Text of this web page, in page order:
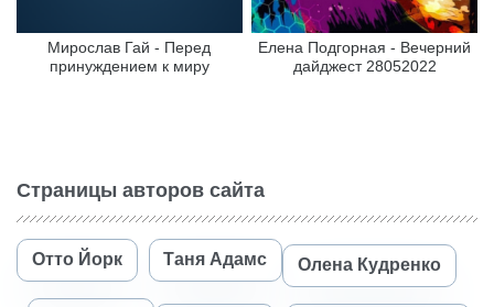
Мирослав Гай - Перед
принуждением к миру
Елена Подгорная - Вечерний
дайджест 28052022
Страницы авторов сайта
Отто Йорк Таня Адамс Олена Кудренко